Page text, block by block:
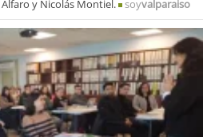
y Nicolás Montiel. soyvalparaiso